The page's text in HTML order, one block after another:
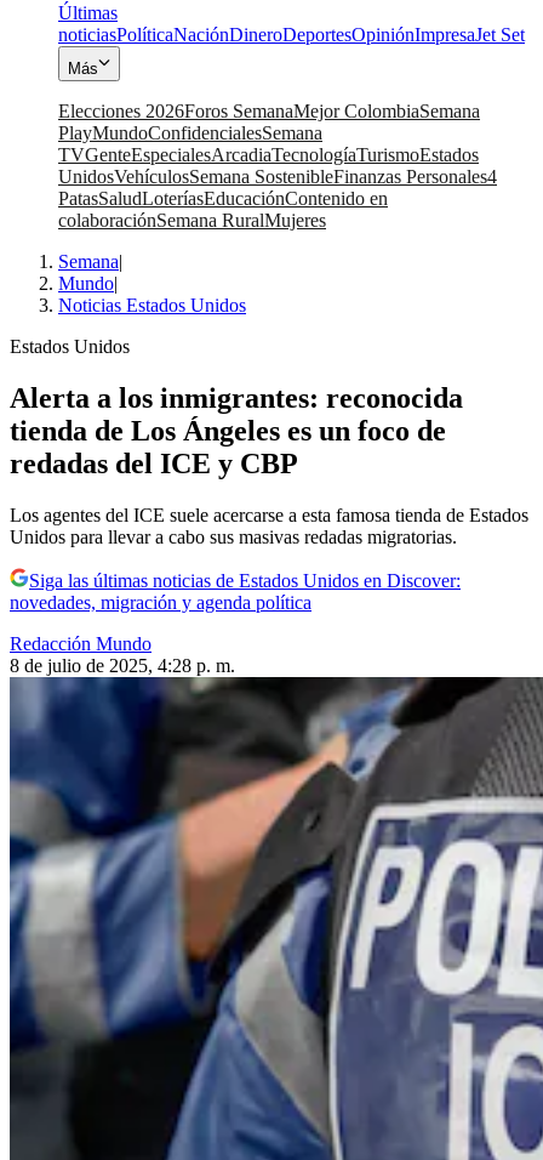
Últimas
noticiasPolíticaNaciónDineroDeportesOpiniónImpresaJet Set
Más
Elecciones 2026Foros SemanaMejor ColombiaSemana
PlayMundoConfidencialesSemana
TVGenteEspecialesArcadiaTecnologíaTurismoEstados
UnidosVehículosSemana SostenibleFinanzas Personales4
PatasSaludLoteríasEducaciónContenido en
colaboraciónSemana RuralMujeres
Semana|
Mundo|
Noticias Estados Unidos
Estados Unidos
Alerta a los inmigrantes: reconocida
tienda de Los Ángeles es un foco de
redadas del ICE y CBP
Los agentes del ICE suele acercarse a esta famosa tienda de Estados
Unidos para llevar a cabo sus masivas redadas migratorias.
Siga las últimas noticias de Estados Unidos en Discover:
novedades, migración y agenda política
Redacción Mundo
8 de julio de 2025, 4:28 p. m.